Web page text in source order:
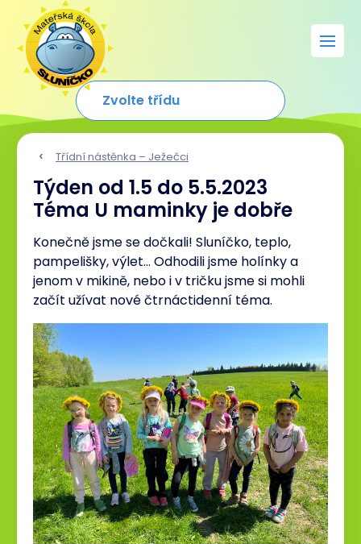
Třídní nástěnka – Ježečci
Týden od 1.5 do 5.5.2023
Téma U maminky je dobře
Konečně jsme se dočkali! Sluníčko, teplo,
pampelišky, výlet… Odhodili jsme holínky a
jenom v mikině, nebo i v tričku jsme si mohli
začít užívat nové čtrnáctidenní téma.